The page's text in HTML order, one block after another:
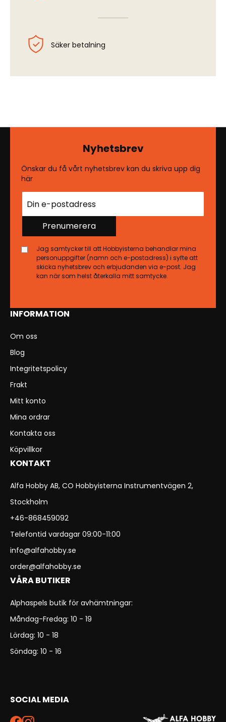
Säker betalning
INFORMATION
Om oss
Blog
Integritetspolicy
Frakt
Mitt konto
Mina ordrar
Kontakta oss
Köpvillkor
KONTAKT
Alfa Hobby AB, CO Hobbyisterna Instrumentvägen 2,
Stockholm
+46-868459092
Telefontid vardagar 09:00-11:00
info@alfahobby.se
order@alfahobby.se
VÅRA BUTIKER
Alphaspels butik för avhämtningar:
Måndag-Fredag: 10 - 19
Lördag: 10 - 18
Söndag: 10 - 16
SOCIAL MEDIA
Nyhetsbrev
Önskar du få vårt nyhetsbrev kan du skriva upp dig
här
Prenumerera
Jag samtycker till att Hobbyisterna behandlar mina
personuppgifter (namn och e-postadress) i syfte att
skicka nyhetsbrev och erbjudanden via e-post. Jag
kan när som helst återkalla mitt samtycke.